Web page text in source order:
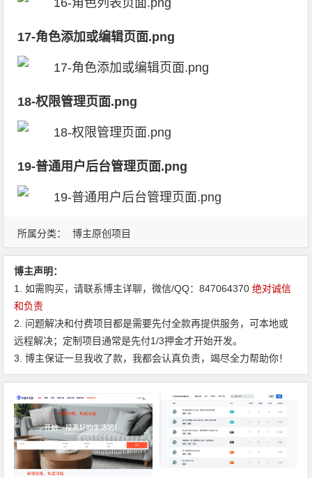
17-角色添加或编辑页面.png
18-权限管理页面.png
19-普通用户后台管理页面.png
所属分类： 博主原创项目
博主声明：
1. 如需购买，请联系博主详聊，微信/QQ：847064370绝对诚信
和负责
2. 问题解决和付费项目都是需要先付全款再提供服务，可本地或
远程解决；定制项目通常是先付1/3押金才开始开发。
3. 博主保证一旦我收了款，我都会认真负责，竭尽全力帮助你！